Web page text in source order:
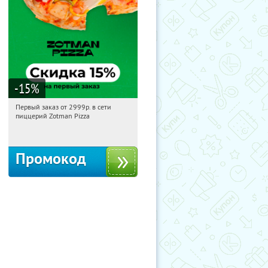
-15%
08:43:28 Получили:
Первый заказ от 2999р. в сети
пиццерий Zotman Pizza
Промокод